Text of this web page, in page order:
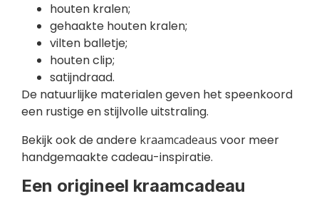
houten kralen;
gehaakte houten kralen;
vilten balletje;
houten clip;
satijndraad.
De natuurlijke materialen geven het speenkoord
een rustige en stijlvolle uitstraling.
Bekijk ook de andere kraamcadeaus voor meer
handgemaakte cadeau-inspiratie.
Een origineel kraamcadeau